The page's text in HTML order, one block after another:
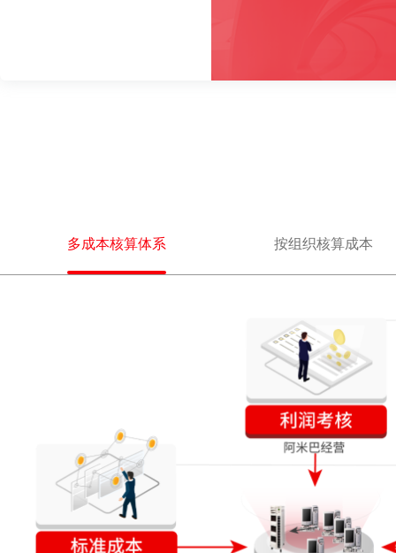
多成本核算体系 按组织核算成本